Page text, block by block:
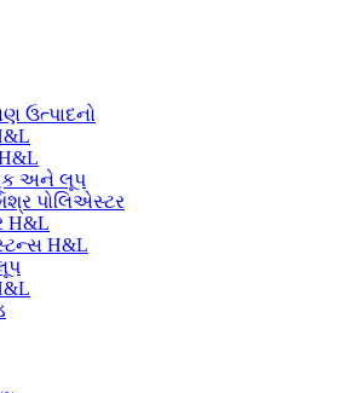
ઉત્પાદનો
અને લૂપ
પોલિએસ્ટર
H&L
H&L